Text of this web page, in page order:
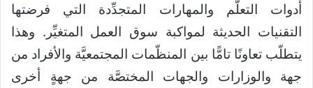
أدوات التعلّم والمهارات المتجدِّدة التي فرضتها
التقنيات الحديثة لمواكبة سوق العمل المتغيِّر. وهذا
يتطلّب تعاونًا تامًّا بين المنظّمات المجتمعيَّة والأفراد من
جهة والوزارات والجهات المختصَّة من جهةٍ أخرى